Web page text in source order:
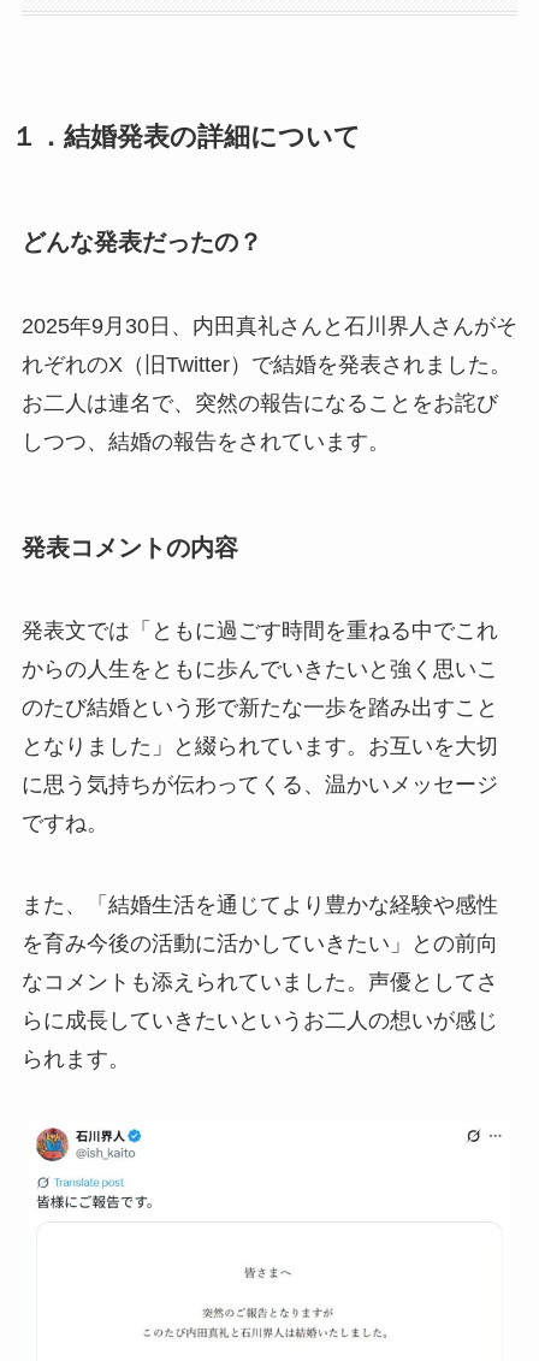
１．結婚発表の詳細について
どんな発表だったの？
2025年9月30日、内田真礼さんと石川界人さんがそ
れぞれのX（旧Twitter）で結婚を発表されました。
お二人は連名で、突然の報告になることをお詫び
しつつ、結婚の報告をされています。
発表コメントの内容
発表文では「ともに過ごす時間を重ねる中でこれ
からの人生をともに歩んでいきたいと強く思いこ
のたび結婚という形で新たな一歩を踏み出すこと
となりました」と綴られています。お互いを大切
に思う気持ちが伝わってくる、温かいメッセージ
ですね。
また、「結婚生活を通じてより豊かな経験や感性
を育み今後の活動に活かしていきたい」との前向
なコメントも添えられていました。声優としてさ
らに成長していきたいというお二人の想いが感じ
られます。